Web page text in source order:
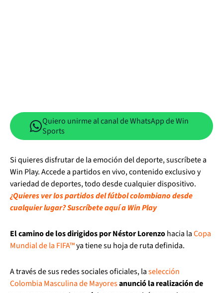
Quiero unirme al canal de WhatsApp de Win
Sports
Si quieres disfrutar de la emoción del deporte, suscríbete a
Win Play. Accede a partidos en vivo, contenido exclusivo y
variedad de deportes, todo desde cualquier dispositivo.
¿Quieres ver los partidos del fútbol colombiano desde
cualquier lugar? Suscríbete aquí a Win Play
El camino de los dirigidos por Néstor Lorenzohacia laCopa
Mundial de la FIFA™ya tiene su hoja de ruta definida.
A través de sus redes sociales oficiales, laselección
Colombia Masculina de Mayoresanunció la realización de